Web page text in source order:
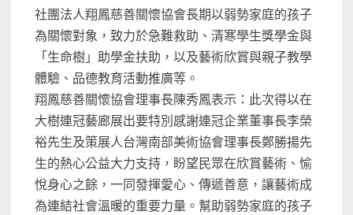
社團法人翔鳳慈善關懷協會長期以弱勢家庭的孩子
為關懷對象，致力於急難救助、清寒學生獎學金與
「生命樹」助學金扶助，以及藝術欣賞與親子教學
體驗、品德教育活動推廣等。
翔鳳慈善關懷協會理事長陳秀鳳表示：此次得以在
大樹連冠藝廊展出要特別感謝連冠企業董事長李榮
裕先生及策展人台灣南部美術協會理事長鄭勝揚先
生的熱心公益大力支持，盼望民眾在欣賞藝術、愉
悅身心之餘，一同發揮愛心、傳遞善意，讓藝術成
為連結社會溫暖的重要力量。幫助弱勢家庭的孩子